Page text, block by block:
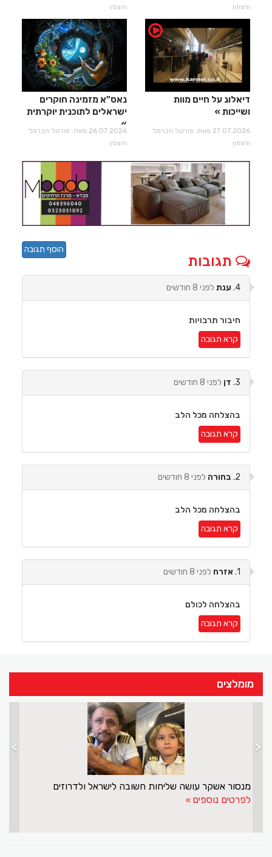
והצפון
והצפון
דיאלוג על חיים מוות
ושייכות
27.07.2026 מאת: פורטל הכרמל
והצפון
נאס"א מזמינה חוקרים
ישראלים לתוכנית יוקרתית
26.07.2026 מאת: פורטל הכרמל
והצפון
תגובות
הוסף תגובה
ענת לפני 8 חודשים
חיבור תרבויות
קרא תגובה
דןלפני 8 חודשים
בהצלחה מכל הלב
קרא תגובה
בחורה לפני 8 חודשים
בהצלחה מכל הלב
קרא תגובה
אזרחלפני 8 חודשים
בהצלחה לכולם
קרא תגובה
מומלצים
מנסור אשקר עושה שליחות חשובה לישראל ולדרוזים
לפרטים נוספים
> <